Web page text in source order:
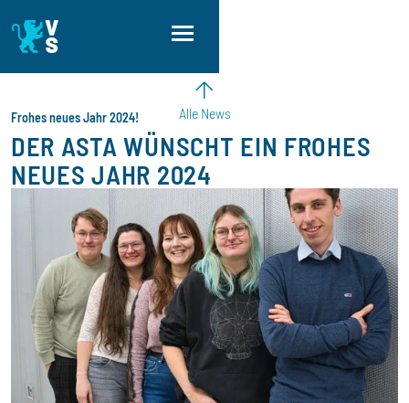
Alle News
Frohes neues Jahr 2024!
DER ASTA WÜNSCHT EIN FROHES
NEUES JAHR 2024